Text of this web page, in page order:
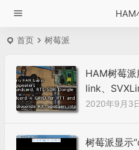
HAM
首页 树莓派
HAM树莓
link、
2020年9月3
树莓派显示